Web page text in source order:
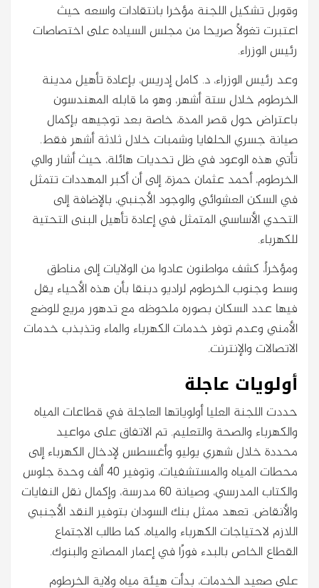
وقوبل تشكيل اللجنة مؤخرا بانتقادات واسعه حيث
اعتبرت تغولاً صريحا من مجلس السياده على اختصاصات
رئيس الوزراء.
وعد رئيس الوزراء، د. كامل إدريس، بإعادة تأهيل مدينة
الخرطوم خلال ستة أشهر، وهو ما قابله المهندسون
باعتراض حول قصر المدة، خاصة بعد توجيهه بإكمال
صيانة جسري الحلفايا وشمبات خلال ثلاثة أشهر فقط.
تأتي هذه الوعود في ظل تحديات هائلة، حيث أشار والي
الخرطوم، أحمد عثمان حمزة، إلى أن أكبر المهددات تتمثل
في السكن العشوائي والوجود الأجنبي، بالإضافة إلى
التحدي الأساسي المتمثل في إعادة تأهيل البنى التحتية
للكهرباء.
ومؤخراً، كشف مواطنون عادوا من الولايات إلى مناطق
وسط وجنوب الخرطوم لراديو دبنقا بأن هذه الأحياء يقل
فيها عدد السكان بصوره ملحوظه مع تدهور مريع للوضع
الأمني وعدم توفر خدمات الكهرباء والماء وتذبذب خدمات
الاتصالات والإنترنت.
أولويات عاجلة
حددت اللجنة العليا أولوياتها العاجلة في قطاعات المياه
والكهرباء والصحة والتعليم. تم الاتفاق على مواعيد
محددة خلال شهري يوليو وأغسطس لإدخال الكهرباء إلى
محطات المياه والمستشفيات، وتوفير 40 ألف وحدة جلوس
والكتاب المدرسي، وصيانة 60 مدرسة، وإكمال نقل النفايات
والأنقاض. تعهد ممثل بنك السودان بتوفير النقد الأجنبي
اللازم لاحتياجات الكهرباء والمياه، كما طالب الاجتماع
القطاع الخاص بالبدء فورًا في إعمار المصانع والبنوك.
على صعيد الخدمات، بدأت هيئة مياه ولاية الخرطوم